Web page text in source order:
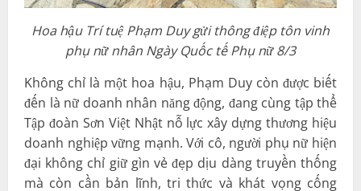
Hoa hậu Trí tuệ Phạm Duy gửi thông điệp tôn vinh
phụ nữ nhân Ngày Quốc tế Phụ nữ 8/3
Không chỉ là một hoa hậu, Phạm Duy còn được biết
đến là nữ doanh nhân năng động, đang cùng tập thể
Tập đoàn Sơn Việt Nhật nỗ lực xây dựng thương hiệu
doanh nghiệp vững mạnh. Với cô, người phụ nữ hiện
đại không chỉ giữ gìn vẻ đẹp dịu dàng truyền thống
mà còn cần bản lĩnh, tri thức và khát vọng cống